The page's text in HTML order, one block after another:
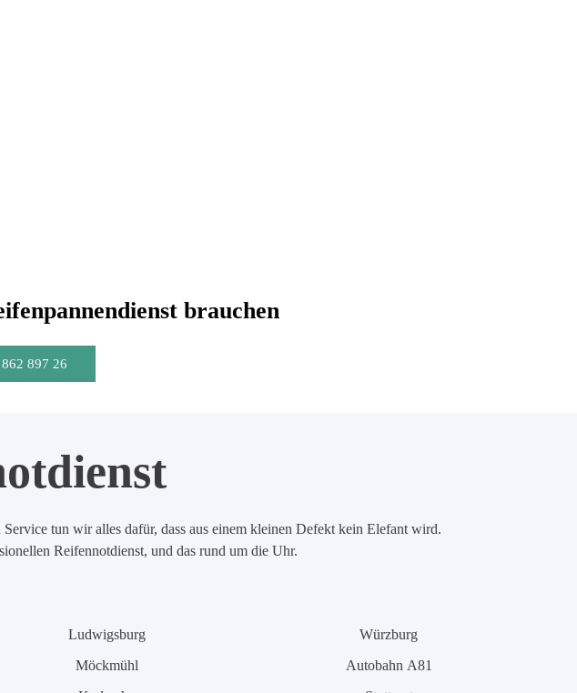
brauchen
897 26
tun wir alles dafür, dass aus einem kleinen Defekt kein Elefant wird.
Reifennotdienst, und das rund um die Uhr.
Ludwigsburg
Möckmühl
Würzburg
Autobahn A81